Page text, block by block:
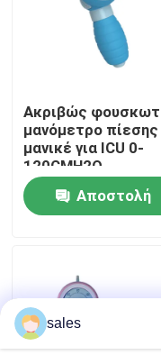
Σχετικά με εμάς
Γύρος εργοστασίων
Ποιοτικός έλεγχος
επαφή
ET εναέριος
Λαρυγγικός
Ακριβώς
μανόμετρο πίεσης
μανικέ για ICU 0-
120CMH2O
Αποστολή
sales